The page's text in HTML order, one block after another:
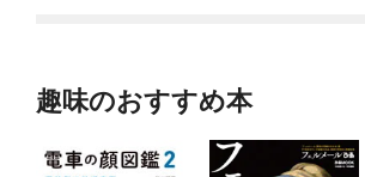
趣味のおすすめ本